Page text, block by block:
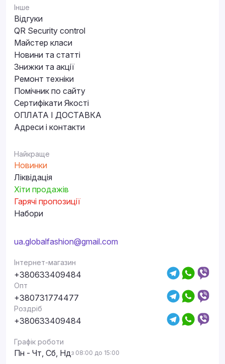
Інше
Відгуки
QR Security control
Майстер класи
Новини та статті
Знижки та акції
Ремонт техніки
Помічник по сайту
Сертифікати Якості
ОПЛАТА І ДОСТАВКА
Адреси і контакти
Найкраще
Новинки
Ліквідація
Хіти продажів
Гарячі пропозиції
Набори
ua.globalfashion@gmail.com
Інтернет-магазин
+380633409484
Опт
+380731774477
Роздріб
+380633409484
Графік роботи
Пн - Чт, Сб, Ндз 08:00 до 15:00